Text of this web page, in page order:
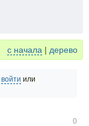
с начала | дерево
войти или
0